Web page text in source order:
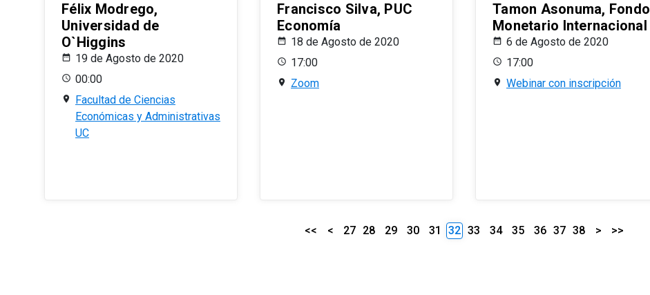
Félix Modrego,
Universidad de
O`Higgins
19 de Agosto de 2020
00:00
Facultad de Ciencias
Económicas y Administrativas
UC
Francisco Silva, PUC
Economía
18 de Agosto de 2020
17:00
Zoom
Tamon Asonuma, Fondo
Monetario Internacional
6 de Agosto de 2020
17:00
Webinar con inscripción
<< < 27 28 29 30 31 32 33 34 35 36 37 38 > >>